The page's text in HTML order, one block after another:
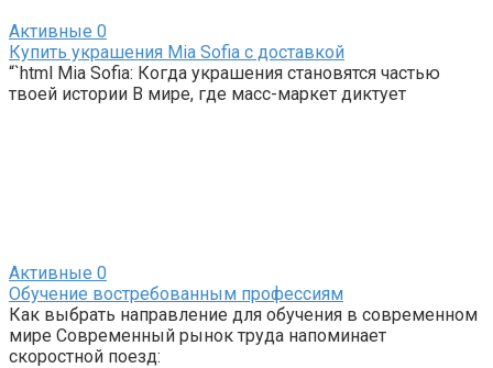
Активные 0
Купить украшения Mia Sofia с доставкой
“`html Mia Sofia: Когда украшения становятся частью
твоей истории В мире, где масс-маркет диктует
Активные 0
Обучение востребованным профессиям
Как выбрать направление для обучения в современном
мире Современный рынок труда напоминает
скоростной поезд: